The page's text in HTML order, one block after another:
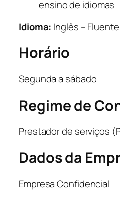
ensino de idiomas
Idioma: Inglês – Fluente
Horário
Segunda a sábado
Regime de
Prestador de serviços
Dados da
Empresa Confidencial